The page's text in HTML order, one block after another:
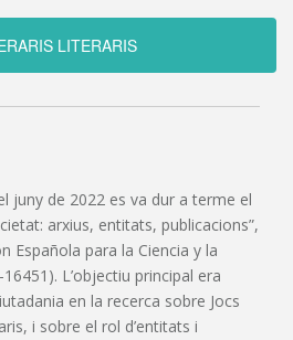
LITERARIS
juny de 2022 es va dur a terme el
arxius, entitats, publicacions”,
Española para la Ciencia y la
L’objectiu principal era
en la recerca sobre Jocs
i sobre el rol d’entitats i